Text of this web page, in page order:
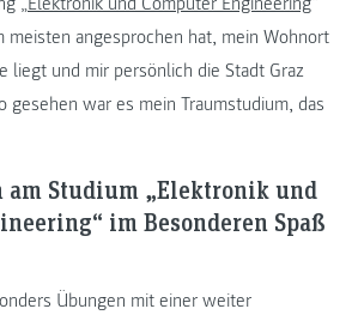
meisten angesprochen hat, mein Wohnort
liegt und mir persönlich die Stadt Graz
gesehen war es mein Traumstudium, das
am Studium „Elektronik und
im Besonderen Spaß
Übungen mit einer weiter